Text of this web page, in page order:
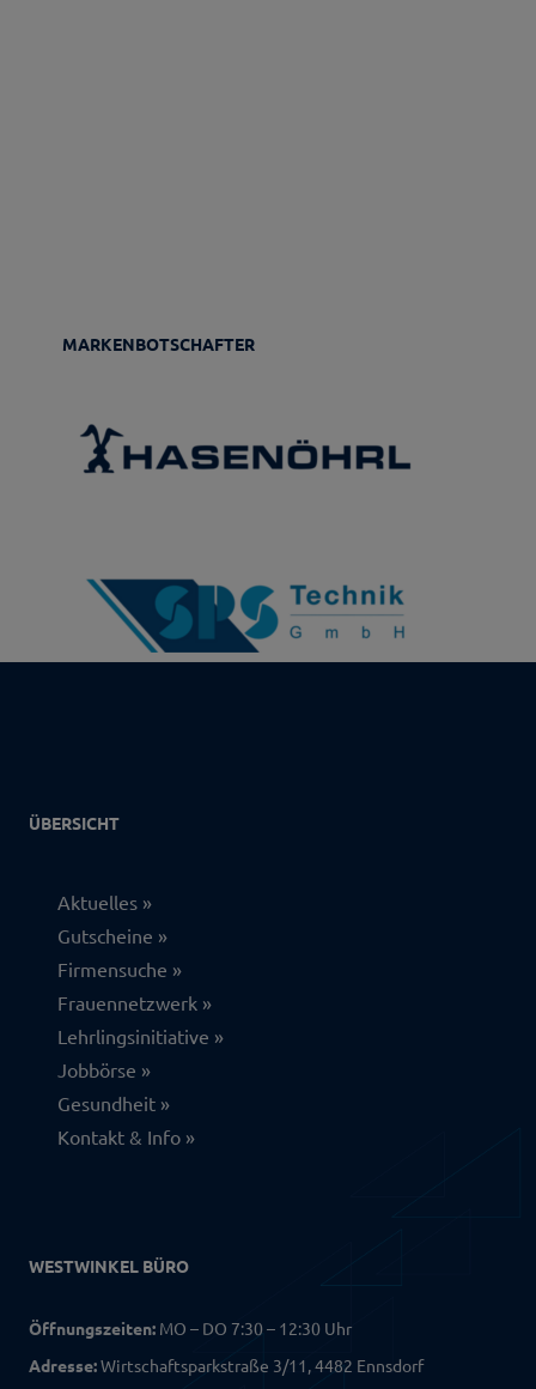
MARKENBOTSCHAFTER
ÜBERSICHT
Aktuelles
Gutscheine
Firmensuche
Frauennetzwerk
Lehrlingsinitiative
Jobbörse
Gesundheit
Kontakt & Info
WESTWINKEL BÜRO
Öffnungszeiten: MO – DO 7:30 – 12:30 Uhr
Adresse:Wirtschaftsparkstraße 3/11, 4482 Ennsdorf